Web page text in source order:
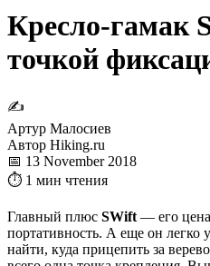
Кресло-гамак
точкой
✍
Артур Малосиев
Автор Hiking.ru
📅 13 November 2018
⏱ 1 мин чтения
Главный плюс SWift — его
портативность. А еще он легко
найти, куда прицепить за